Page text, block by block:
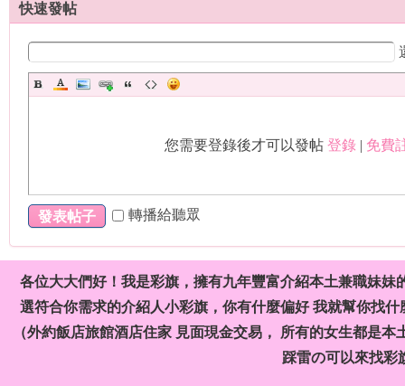
賴
快速發帖
您需要登錄後才可以發帖 登錄| 免費
發表帖子 轉播給聽眾
各位大大們好！我是彩旗，擁有九年豐富介紹本土兼職妹
選符合你需求的介紹人小彩旗，你有什麼偏好 我就幫你找
（外約飯店旅館酒店住家 見面現金交易， 所有的女生都是
踩雷の可以來找彩